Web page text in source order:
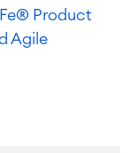
Product
Agile